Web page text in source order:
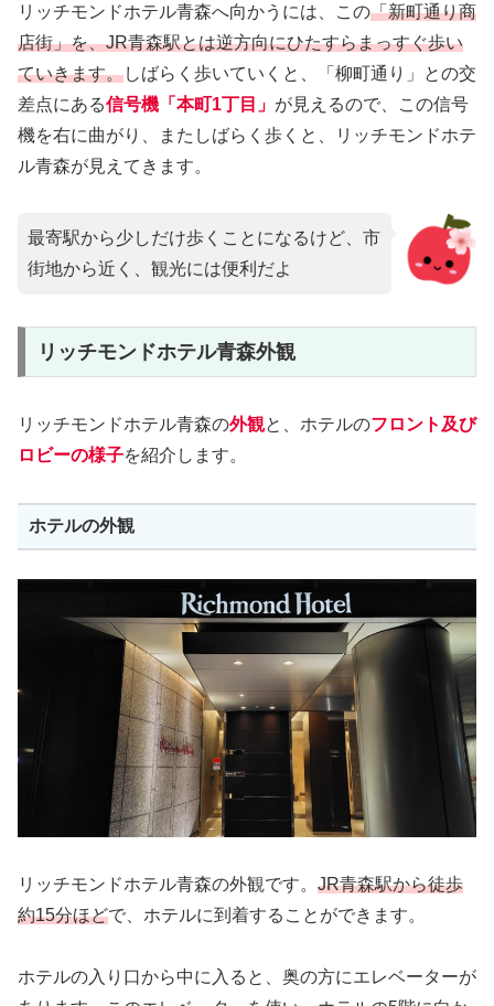
リッチモンドホテル青森へ向かうには、この「新町通り商
店街」を、JR青森駅とは逆方向にひたすらまっすぐ歩い
ていきます。しばらく歩いていくと、「柳町通り」との交
差点にある信号機「本町1丁目」 が見えるので、この信号
機を右に曲がり、またしばらく歩くと、リッチモンドホテ
ル青森が見えてきます。
最寄駅から少しだけ歩くことになるけど、市
街地から近く、観光には便利だよ
リッチモンドホテル青森外観
リッチモンドホテル青森の外観と、ホテルのフロント及び
ロビーの様子を紹介します。
ホテルの外観
リッチモンドホテル青森の外観です。 JR青森駅から徒歩
約15分ほどで、ホテルに到着することができます。
ホテルの入り口から中に入ると、奥の方にエレベーターが